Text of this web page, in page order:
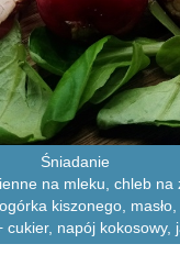
Śniadanie
na mleku, chleb
kiszonego,
napój kokosowy,